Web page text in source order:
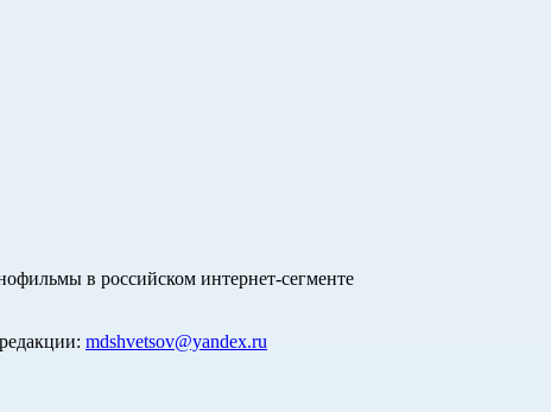
в российском интернет-сегменте
mdshvetsov@yandex.ru